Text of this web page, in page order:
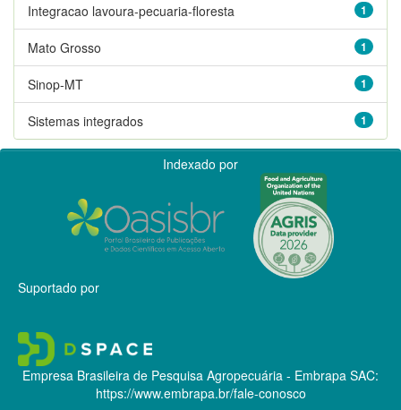
1
Integracao lavoura-pecuaria-floresta
1
Mato Grosso
1
Sinop-MT
1
Sistemas integrados
Indexado por
Suportado por
Empresa Brasileira de Pesquisa Agropecuária - Embrapa SAC:
https://www.embrapa.br/fale-conosco